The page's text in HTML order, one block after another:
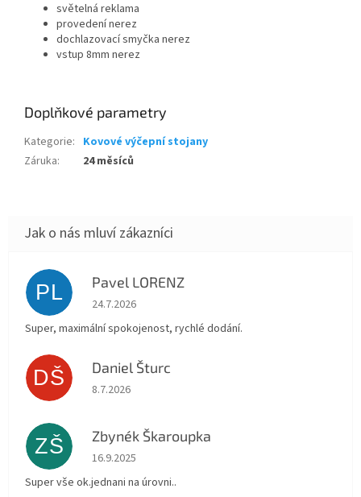
světelná reklama
provedení nerez
dochlazovací smyčka nerez
vstup 8mm nerez
Doplňkové parametry
Kategorie: Kovové výčepní stojany
Záruka: 24 měsíců
PL Pavel LORENZ
Hodnocení obchodu je 5 z 5 hvězdiček.
24.7.2026
Super, maximální spokojenost, rychlé dodání.
DŠ Daniel Šturc
Hodnocení obchodu je 5 z 5 hvězdiček.
8.7.2026
ZŠ Zbynék Škaroupka
Hodnocení obchodu je 5 z 5 hvězdiček.
16.9.2025
Super vše ok.jednani na úrovni..